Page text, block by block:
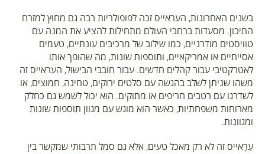
בשנים האחרונות, העראייס זכה לפופולריות רבה גם מחוץ למזרח
התיכון. מסעדות ברחבי העולם מתחילות להציע את המנה עם
טוויסטים מודרניים, כמו שילוב של מרכיבים עונתיים, טעמים
אסייתיים או אמריקאיים, ותוספות שונות, מה שהופך אותו
לאטרקטיבי עבור קהלים חדשים. עבור חובבי הבישול, העראייס זה
משהו שניתן לשלב בהגשה עם סלטים ירוקים, טחינה, חמוצים, או
לשדרגו עם רטבים חריפים או מתוקים. הוא יכול לשמש גם כחלק
מארוחות משפחתיות, כאשר הוא מוגש עם מגוון תוספות שונות
ומגוונות.
עַרָאייס זה לא רק מאכל טעים, אלא גם סמל תרבותי שמקשר בין